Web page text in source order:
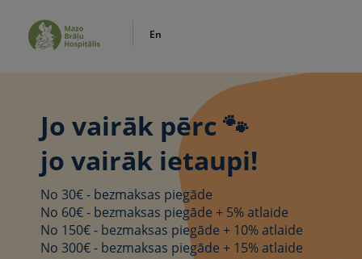
En
Jo vairāk pērc 🐾
jo vairāk ietaupi!
No 30€ - bezmaksas piegāde
No 60€ - bezmaksas piegāde + 5% atlaide
No 150€ - bezmaksas piegāde + 10% atlaide
No 300€ - bezmaksas piegāde + 15% atlaide